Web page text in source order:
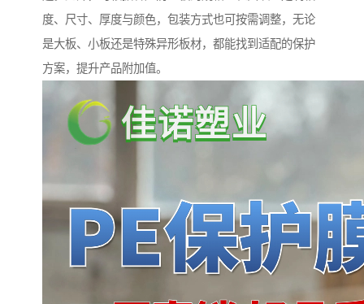
度、尺寸、厚度与颜色，包装方式也可按需调整，无论
是大板、小板还是特殊异形板材，都能找到适配的保护
方案，提升产品附加值。